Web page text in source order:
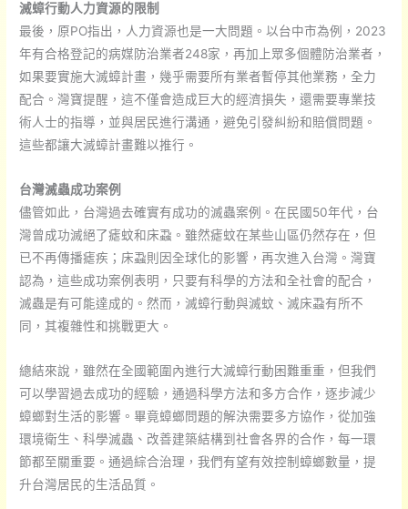
滅蟑行動人力資源的限制
最後，原PO指出，人力資源也是一大問題。以台中市為例，2023
年有合格登記的病媒防治業者248家，再加上眾多個體防治業者，
如果要實施大滅蟑計畫，幾乎需要所有業者暫停其他業務，全力
配合。灣寶提醒，這不僅會造成巨大的經濟損失，還需要專業技
術人士的指導，並與居民進行溝通，避免引發糾紛和賠償問題。
這些都讓大滅蟑計畫難以推行。
台灣滅蟲成功案例
儘管如此，台灣過去確實有成功的滅蟲案例。在民國50年代，台
灣曾成功滅絕了瘧蚊和床蝨。雖然瘧蚊在某些山區仍然存在，但
已不再傳播瘧疾；床蝨則因全球化的影響，再次進入台灣。灣寶
認為，這些成功案例表明，只要有科學的方法和全社會的配合，
滅蟲是有可能達成的。然而，滅蟑行動與滅蚊、滅床蝨有所不
同，其複雜性和挑戰更大。
總結來說，雖然在全國範圍內進行大滅蟑行動困難重重，但我們
可以學習過去成功的經驗，通過科學方法和多方合作，逐步減少
蟑螂對生活的影響。畢竟蟑螂問題的解決需要多方協作，從加強
環境衛生、科學滅蟲、改善建築結構到社會各界的合作，每一環
節都至關重要。通過綜合治理，我們有望有效控制蟑螂數量，提
升台灣居民的生活品質。